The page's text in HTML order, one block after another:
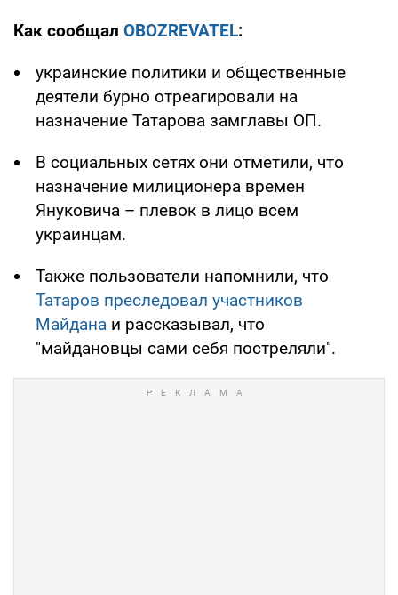
Как сообщал OBOZREVATEL:
украинские политики и общественные
деятели бурно отреагировали на
назначение Татарова замглавы ОП.
В социальных сетях они отметили, что
назначение милиционера времен
Януковича – плевок в лицо всем
украинцам.
Также пользователи напомнили, что
Татаров преследовал участников
Майдана и рассказывал, что
"майдановцы сами себя постреляли".